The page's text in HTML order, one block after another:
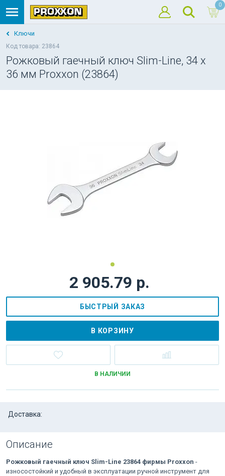
0
Ключи
Код товара: 23864
Рожковый гаечный ключ Slim-Line, 34 x
36 мм Proxxon (23864)
2 905.79 р.
БЫСТРЫЙ ЗАКАЗ
В КОРЗИНУ
В НАЛИЧИИ
Доставка:
Описание
Рожковый гаечный ключ Slim-Line 23864 фирмы Proxxon -
износостойкий и удобный в эксплуатации ручной инструмент для